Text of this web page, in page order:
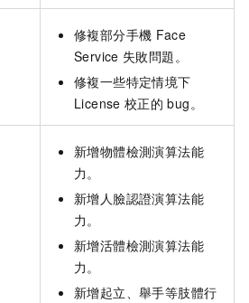
修複部分手機 Face
Service 失敗問題。
修複一些特定情境下
License 校正的 bug。
新增物體檢測演算法能
力。
新增人臉認證演算法能
力。
新增活體檢測演算法能
力。
新增起立、舉手等肢體行